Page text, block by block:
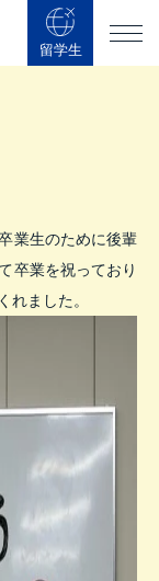
留学生
業生のために後輩
卒業を祝っており
れました。